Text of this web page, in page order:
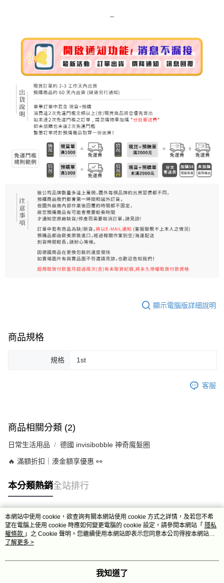
全家取貨付款
每筆NT$80，滿NT$999(含以上)免運費
每筆NT$80，滿NT$999(含以上)免運費
7-11取貨付款
每筆NT$80，滿NT$999(含以上)免運費
7-11純取貨 (先付款
每筆NT$80，滿NT$999(含以上)免運費
每筆NT$100，滿NT$999(含以上)免運費
離島宅配（澎湖、金門、馬祖、小琉球）
每筆NT$250，滿NT$3,000(含以上)免運費
--
顯示電腦版詳細說明
商品規格
規格 1st
客服
商品相關分類 (2)
日常生活用品 德國 invisibobble 神奇魔髮圈
🔥 滿額折扣｜湊金額享優惠 👀
本分類熱銷全站排行
熱門標籤
本網站中使用 cookie，欲查詢有關本網站使用 cookie 方式之詳情，及若您不希
望在電腦上使用 cookie 時應如何變更電腦的 cookie 設定，請參閱本網站「 隱私
權條款 」之 Cookie 聲明。您繼續使用本網站即表示您同意本公司得按本網站使
用條款之 Cookie 聲明使用 cookie。
了解更多 >
我知道了